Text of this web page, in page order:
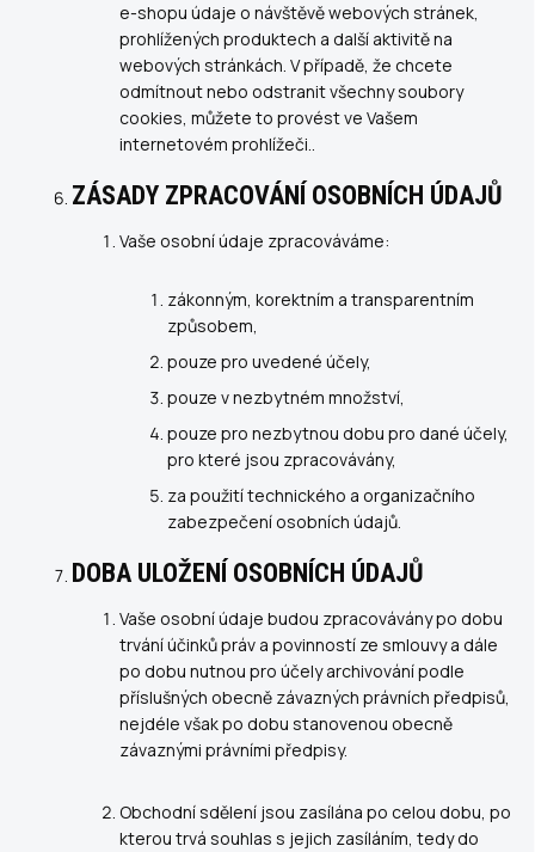
e-shopu údaje o návštěvě webových stránek,
prohlížených produktech a další aktivitě na
webových stránkách. V případě, že chcete
odmítnout nebo odstranit všechny soubory
cookies, můžete to provést ve Vašem
internetovém prohlížeči..
ZÁSADY ZPRACOVÁNÍ OSOBNÍCH ÚDAJŮ
Vaše osobní údaje zpracováváme:
zákonným, korektním a transparentním
způsobem,
pouze pro uvedené účely,
pouze v nezbytném množství,
pouze pro nezbytnou dobu pro dané účely,
pro které jsou zpracovávány,
za použití technického a organizačního
zabezpečení osobních údajů.
DOBA ULOŽENÍ OSOBNÍCH ÚDAJŮ
Vaše osobní údaje budou zpracovávány po dobu
trvání účinků práv a povinností ze smlouvy a dále
po dobu nutnou pro účely archivování podle
příslušných obecně závazných právních předpisů,
nejdéle však po dobu stanovenou obecně
závaznými právními předpisy.
Obchodní sdělení jsou zasílána po celou dobu, po
kterou trvá souhlas s jejich zasíláním, tedy do